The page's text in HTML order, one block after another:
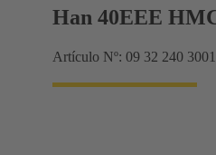
Han 40EEE
Artículo Nº: 09 32 240 3001